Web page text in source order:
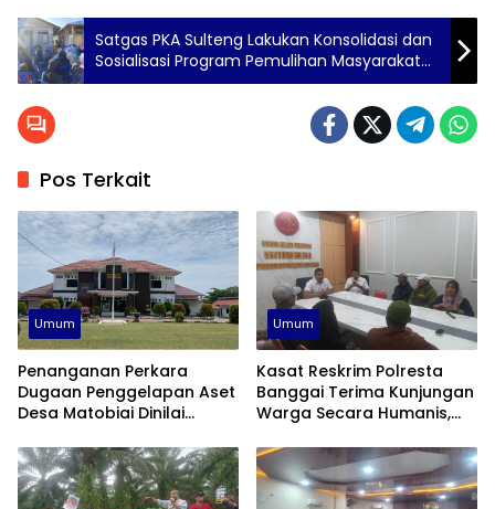
Satgas PKA Sulteng Lakukan Konsolidasi dan
Sosialisasi Program Pemulihan Masyarakat
Tanjung Sari di Luwuk
Pos Terkait
Umum
Penanganan Perkara
Dugaan Penggelapan Aset
Desa Matobiai Dinilai
Desak Segera Limpahkan
Berkas
Umum
Kasat Reskrim Polresta
Banggai Terima Kunjungan
Warga Secara Humanis,
PT KLS Secara Profesional